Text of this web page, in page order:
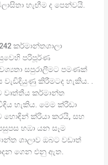
හැඟීම ද පෙන්වයි.
කර්මාන්තශාලා
පරිපූර්ණ
සපුරාලීමට පමණක්
කිරීමටද හැකිය. .
වෘත්තීය කර්මාන්ත
හැකිය. මෙම ක්රීඩා
හොඳින් ක්රියා කරයි, සහ
හඹා යන සෑම
ශාලාව ඔබට වඩාත්
ගෙන එනු ඇත.